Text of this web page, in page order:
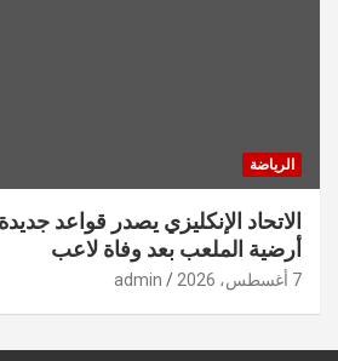
الرياضة
الاتحاد الإنكليزي يصدر قواعد
أرضية الملعب بعد وفاة لاعب
7 أغسطس، 2026 admin